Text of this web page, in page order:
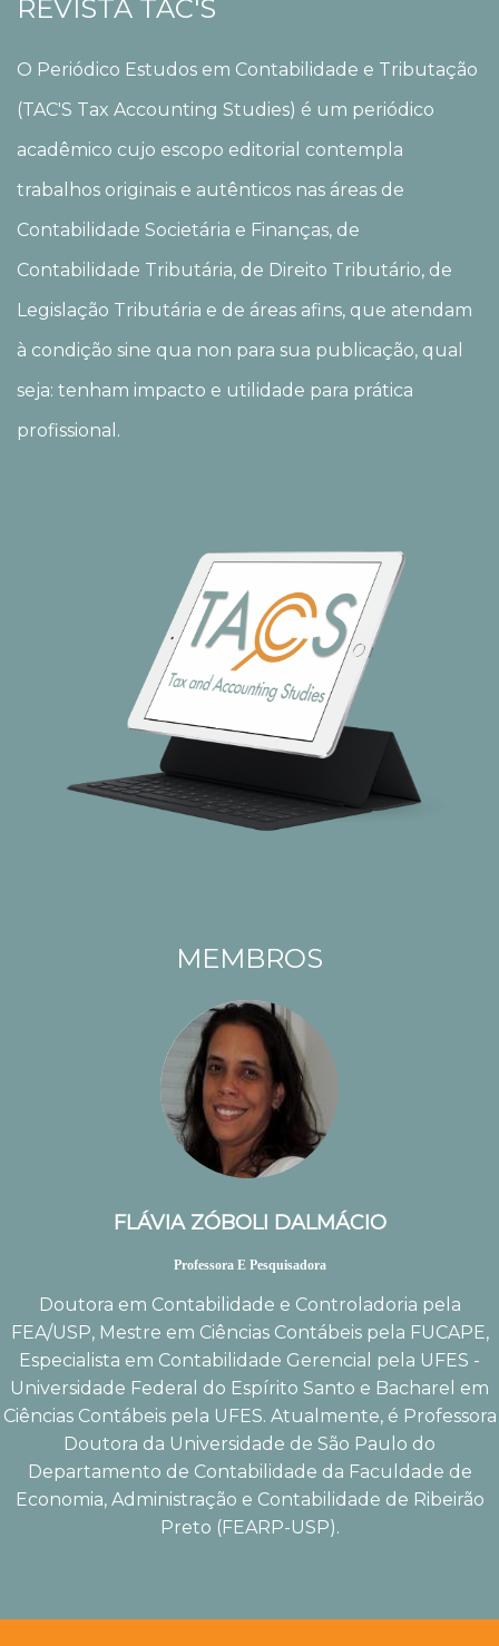
REVISTA TAC'S
O Periódico Estudos em Contabilidade e Tributação
(TAC'S Tax Accounting Studies) é um periódico
acadêmico cujo escopo editorial contempla
trabalhos originais e autênticos nas áreas de
Contabilidade Societária e Finanças, de
Contabilidade Tributária, de Direito Tributário, de
Legislação Tributária e de áreas afins, que atendam
à condição sine qua non para sua publicação, qual
seja: tenham impacto e utilidade para prática
profissional.
MEMBROS
FLÁVIA ZÓBOLI DALMÁCIO
Professora E Pesquisadora
Doutora em Contabilidade e Controladoria pela
FEA/USP, Mestre em Ciências Contábeis pela FUCAPE,
Especialista em Contabilidade Gerencial pela UFES -
Universidade Federal do Espírito Santo e Bacharel em
Ciências Contábeis pela UFES. Atualmente, é Professora
Doutora da Universidade de São Paulo do
Departamento de Contabilidade da Faculdade de
Economia, Administração e Contabilidade de Ribeirão
Preto (FEARP-USP).